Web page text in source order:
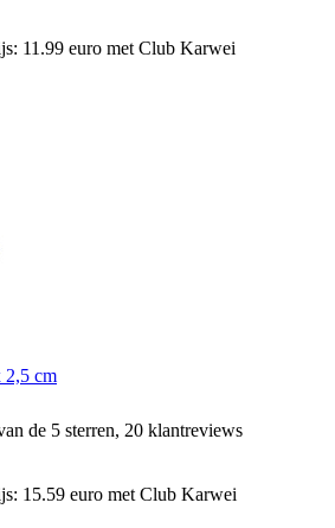
11.99 euro met Club Karwei
2,5 cm
de 5 sterren, 20 klantreviews
15.59 euro met Club Karwei